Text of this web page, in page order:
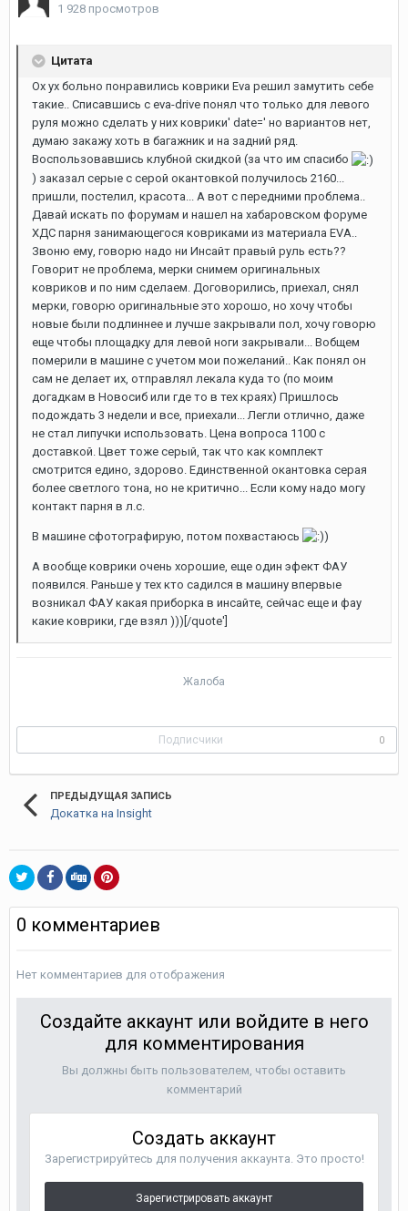
1 928 просмотров
Цитата
Ох ух больно понравились коврики Eva решил замутить себе
такие.. Списавшись с eva-drive понял что только для левого
руля можно сделать у них коврики' date=' но вариантов нет,
думаю закажу хоть в багажник и на задний ряд.
Воспользовавшись клубной скидкой (за что им спасибо
) заказал серые с серой окантовкой получилось 2160...
пришли, постелил, красота... А вот с передними проблема..
Давай искать по форумам и нашел на хабаровском форуме
ХДС парня занимающегося ковриками из материала EVA..
Звоню ему, говорю надо ни Инсайт правый руль есть??
Говорит не проблема, мерки снимем оригинальных
ковриков и по ним сделаем. Договорились, приехал, снял
мерки, говорю оригинальные это хорошо, но хочу чтобы
новые были подлиннее и лучше закрывали пол, хочу говорю
еще чтобы площадку для левой ноги закрывали... Вобщем
померили в машине с учетом мои пожеланий.. Как понял он
сам не делает их, отправлял лекала куда то (по моим
догадкам в Новосиб или где то в тех краях) Пришлось
подождать 3 недели и все, приехали... Легли отлично, даже
не стал липучки использовать. Цена вопроса 1100 с
доставкой. Цвет тоже серый, так что как комплект
смотрится едино, здорово. Единственной окантовка серая
более светлого тона, но не критично... Если кому надо могу
контакт парня в л.с.
В машине сфотографирую, потом похвастаюсь )
А вообще коврики очень хорошие, еще один эфект ФАУ
появился. Раньше у тех кто садился в машину впервые
возникал ФАУ какая приборка в инсайте, сейчас еще и фау
какие коврики, где взял )))[/quote']
Жалоба
Подписчики 0
ПРЕДЫДУЩАЯ ЗАПИСЬ
Докатка на Insight
0 комментариев
Нет комментариев для отображения
Создайте аккаунт или войдите в него
для комментирования
Вы должны быть пользователем, чтобы оставить
комментарий
Создать аккаунт
Зарегистрируйтесь для получения аккаунта. Это просто!
Зарегистрировать аккаунт